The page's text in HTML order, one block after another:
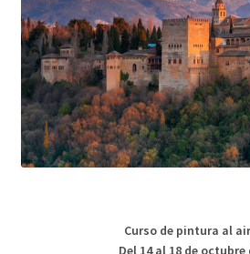
Curso de pintura al
Del 14 al 18 de octubre